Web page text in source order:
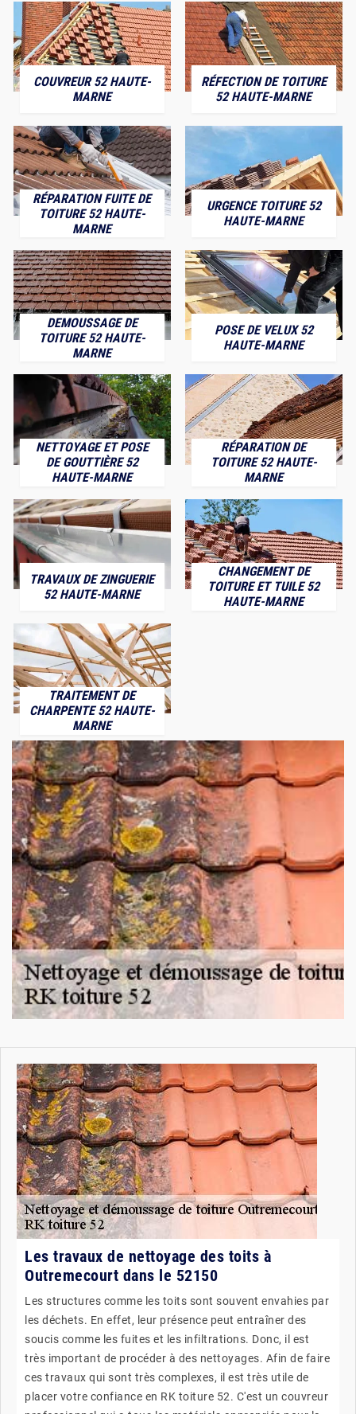
COUVREUR 52 HAUTE-
MARNE
RÉFECTION DE TOITURE
52 HAUTE-MARNE
RÉPARATION FUITE DE
TOITURE 52 HAUTE-
MARNE
URGENCE TOITURE 52
HAUTE-MARNE
DEMOUSSAGE DE
TOITURE 52 HAUTE-
MARNE
POSE DE VELUX 52
HAUTE-MARNE
NETTOYAGE ET POSE
DE GOUTTIÈRE 52
HAUTE-MARNE
RÉPARATION DE
TOITURE 52 HAUTE-
MARNE
TRAVAUX DE ZINGUERIE
52 HAUTE-MARNE
CHANGEMENT DE
TOITURE ET TUILE 52
HAUTE-MARNE
TRAITEMENT DE
CHARPENTE 52 HAUTE-
MARNE
Les travaux de nettoyage des toits à
Outremecourt dans le 52150
Les structures comme les toits sont souvent envahies par
les déchets. En effet, leur présence peut entraîner des
soucis comme les fuites et les infiltrations. Donc, il est
très important de procéder à des nettoyages. Afin de faire
ces travaux qui sont très complexes, il est très utile de
placer votre confiance en RK toiture 52. C'est un couvreur